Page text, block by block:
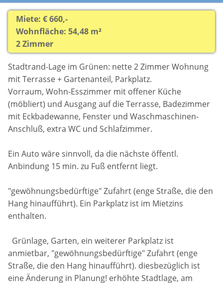
Miete: € 660,-
Wohnfläche: 54,48 m²
2 Zimmer
Stadtrand-Lage im Grünen: nette 2 Zimmer Wohnung
mit Terrasse + Gartenanteil, Parkplatz.
Vorraum, Wohn-Esszimmer mit offener Küche
(möbliert) und Ausgang auf die Terrasse, Badezimmer
mit Eckbadewanne, Fenster und Waschmaschinen-
Anschluß, extra WC und Schlafzimmer.
Ein Auto wäre sinnvoll, da die nächste öffentl.
Anbindung 15 min. zu Fuß entfernt liegt.
"gewöhnungsbedürftige" Zufahrt (enge Straße, die den
Hang hinaufführt). Ein Parkplatz ist im Mietzins
enthalten.
Grünlage, Garten, ein weiterer Parkplatz ist
anmietbar, "gewöhnungsbedürftige" Zufahrt (enge
Straße, die den Hang hinaufführt). diesbezüglich ist
eine Änderung in Planung! erhöhte Stadtlage, am